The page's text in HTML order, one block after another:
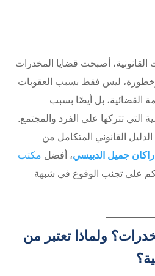
القانونية، أصبحت قضايا المخدرات
ليس فقط بسبب العقوبات
القضائية، بل أيضًا بسبب
التي تتركها على الفرد والمجتمع.
القانوني المتكامل من
جميل الدبيسي، أفضل مكتب
على تجنب الوقوع في شبهة
ولماذا تعتبر من